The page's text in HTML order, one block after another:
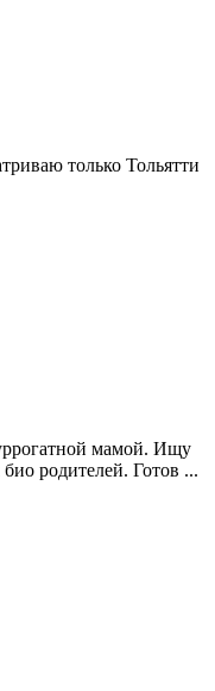
только Тольятти
мамой. Ищу
родителей. Готов ...